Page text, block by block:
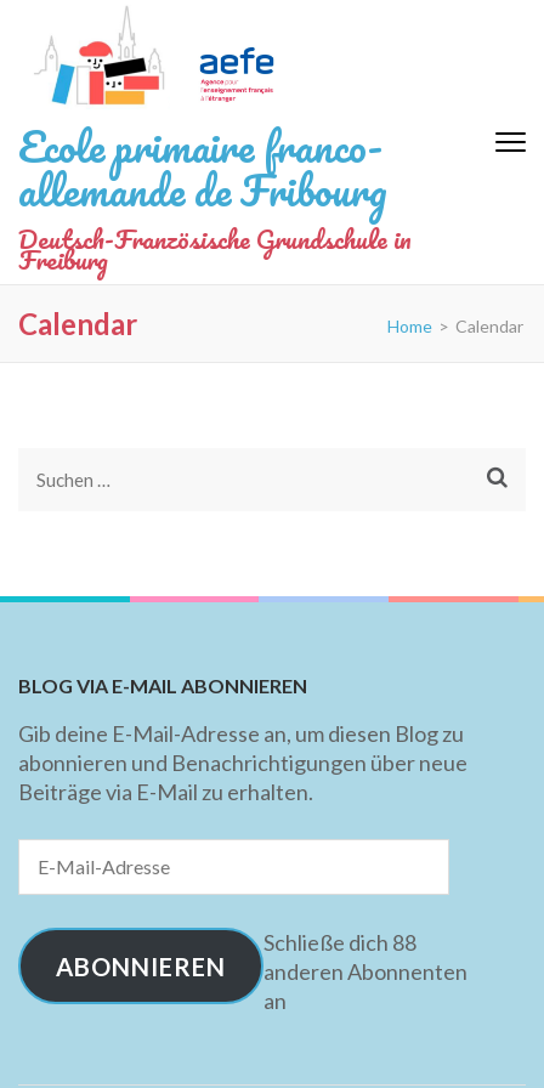
Inhalt
springen
(Eingabetaste
drücken)
Ecole primaire franco-
allemande de Fribourg
Deutsch-Französische Grundschule in
Freiburg
Calendar Home > Calendar
Suchen
BLOG VIA E-MAIL ABONNIEREN
Gib deine E-Mail-Adresse an, um diesen Blog zu
abonnieren und Benachrichtigungen über neue
Beiträge via E-Mail zu erhalten.
Mail-
ABONNIEREN
Schließe dich 88
anderen Abonnenten
an